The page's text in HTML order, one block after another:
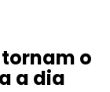
o
a dia